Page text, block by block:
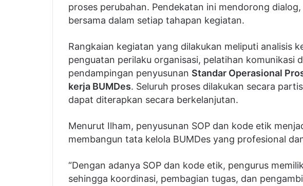
proses perubahan. Pendekatan ini mendorong
bersama dalam setiap tahapan kegiatan.
Rangkaian kegiatan yang dilakukan meliputi analisis
penguatan perilaku organisasi, pelatihan komunikasi
pendampingan penyusunan Standar Operasional
kerja BUMDes. Seluruh proses dilakukan secara
dapat diterapkan secara berkelanjutan.
Menurut Ilham, penyusunan SOP dan kode etik
membangun tata kelola BUMDes yang profesional
“Dengan adanya SOP dan kode etik, pengurus
sehingga koordinasi, pembagian tugas, dan